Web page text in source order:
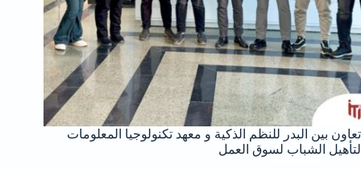
تعاون بين البدر للنظم الذكية و معهد تكنولوجيا المعلومات
لتأهيل الشباب لسوق العمل